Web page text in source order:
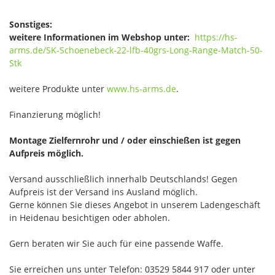
Sonstiges:
weitere Informationen im Webshop unter: https://hs-
arms.de/SK-Schoenebeck-22-lfb-40grs-Long-Range-Match-50-
Stk
weitere Produkte unter www.hs-arms.de.
Finanzierung möglich!
Montage Zielfernrohr und / oder einschießen ist gegen
Aufpreis möglich.
Versand ausschließlich innerhalb Deutschlands! Gegen
Aufpreis ist der Versand ins Ausland möglich.
Gerne können Sie dieses Angebot in unserem Ladengeschäft
in Heidenau besichtigen oder abholen.
Gern beraten wir Sie auch für eine passende Waffe.
Sie erreichen uns unter Telefon: 03529 5844 917 oder unter